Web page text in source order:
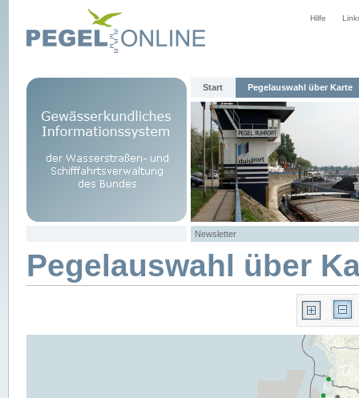
Hilfe
Start Pegelauswahl über Karte
Newsletter
Pegelauswahl über